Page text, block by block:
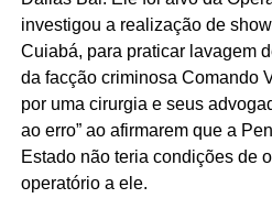
investigou a realização de
Cuiabá, para praticar lavagem
da facção criminosa Comando
por uma cirurgia e seus
ao erro” ao afirmarem que a
Estado não teria condições de
operatório a ele.